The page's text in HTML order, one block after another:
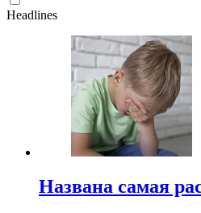
Headlines
Названа самая